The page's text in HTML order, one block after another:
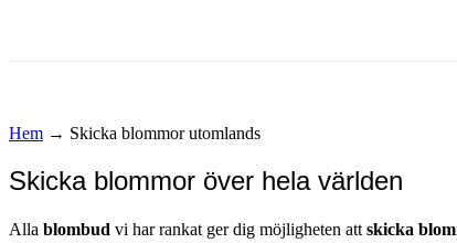
Hem → Skicka blommor utomlands
Skicka blommor över hela världen
Alla blombud vi har rankat ger dig möjligheten att skicka